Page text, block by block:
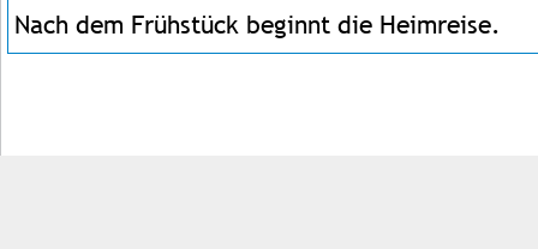
Nach dem Frühstück beginnt die Heimreise.